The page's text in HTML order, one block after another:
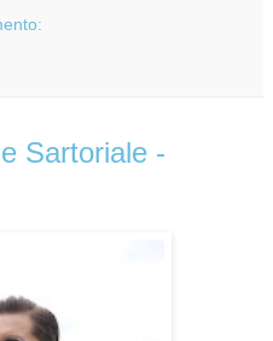
Sartoriale -